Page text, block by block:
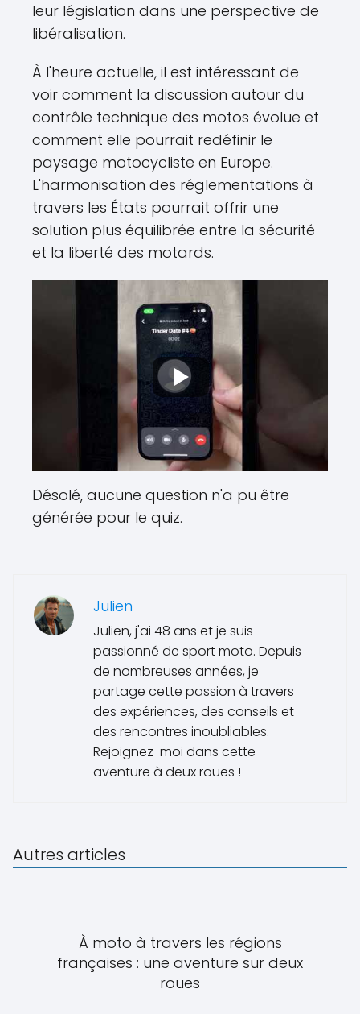
leur législation dans une perspective de
libéralisation.
À l'heure actuelle, il est intéressant de
voir comment la discussion autour du
contrôle technique des motos évolue et
comment elle pourrait redéfinir le
paysage motocycliste en Europe.
L'harmonisation des réglementations à
travers les États pourrait offrir une
solution plus équilibrée entre la sécurité
et la liberté des motards.
Désolé, aucune question n'a pu être
générée pour le quiz.
Julien
Julien, j'ai 48 ans et je suis
passionné de sport moto. Depuis
de nombreuses années, je
partage cette passion à travers
des expériences, des conseils et
des rencontres inoubliables.
Rejoignez-moi dans cette
aventure à deux roues !
Autres articles
À moto à travers les régions
françaises : une aventure sur deux
roues